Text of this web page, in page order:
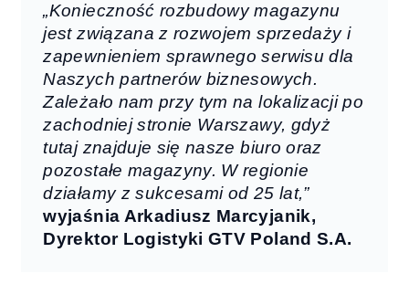
„Konieczność rozbudowy magazynu
jest związana z rozwojem sprzedaży i
zapewnieniem sprawnego serwisu dla
Naszych partnerów biznesowych.
Zależało nam przy tym na lokalizacji po
zachodniej stronie Warszawy, gdyż
tutaj znajduje się nasze biuro oraz
pozostałe magazyny. W regionie
działamy z sukcesami od 25 lat,”
wyjaśnia Arkadiusz Marcyjanik,
Dyrektor Logistyki GTV Poland S.A.